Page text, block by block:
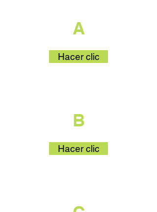
A
Hacer clic
B
Hacer clic